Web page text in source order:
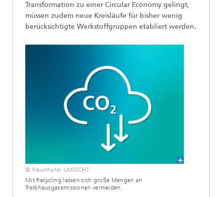
Transformation zu einer Circular Economy gelingt,
müssen zudem neue Kreisläufe für bisher wenig
berücksichtigte Werkstoffgruppen etabliert werden.
© Fraunhofer UMSICHT
Mit Recycling lassen sich große Mengen an
Treibhausgasemissionen vermeiden.